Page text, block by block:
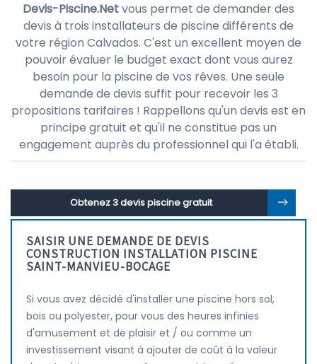
Devis-Piscine.Netvous permet de demander des
devis à trois installateurs de piscine différents de
votre région Calvados. C'est un excellent moyen de
pouvoir évaluer le budget exact dont vous aurez
besoin pour la piscine de vos rêves. Une seule
demande de devis suffit pour recevoir les 3
propositions tarifaires ! Rappellons qu'un devis est en
principe gratuit et qu'il ne constitue pas un
engagement auprès du professionnel qui l'a établi.
Obtenez 3 devis piscine gratuit
SAISIR UNE DEMANDE DE DEVIS
CONSTRUCTION INSTALLATION PISCINE
SAINT-MANVIEU-BOCAGE
Si vous avez décidé d'installer une piscine hors sol,
bois ou polyester, pour vous des heures infinies
d'amusement et de plaisir et / ou comme un
investissement visant à ajouter de coût à la valeur